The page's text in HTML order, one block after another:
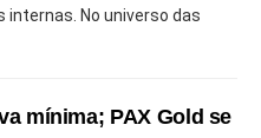
internas. No universo das
mínima; PAX Gold se